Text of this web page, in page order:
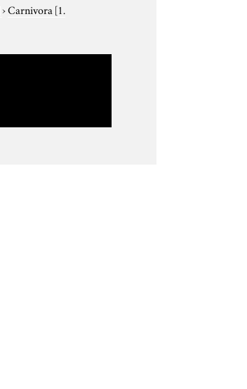
›Carnivora [1.